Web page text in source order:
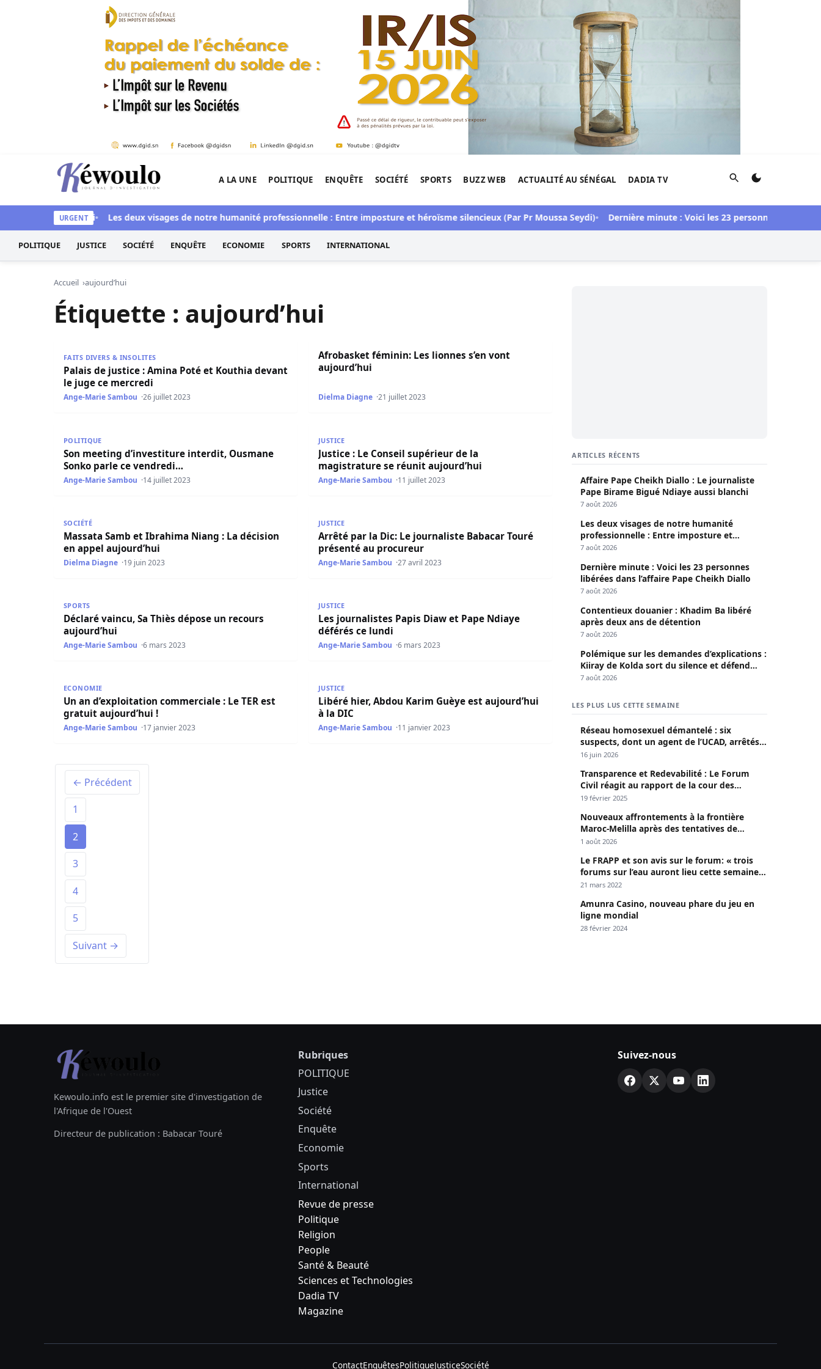
Aller au contenu
Kéwoulo, le premier site d'information et d'investigation de l'Afrique.
A LA UNE POLITIQUE ENQUÊTE SOCIÉTÉ SPORTS BUZZ WEB ACTUALITÉ AU SÉNÉGAL DADIA TV Rechercher
URGENT
aussi blanchi Les deux visages de notre humanité professionnelle : Entre imposture et héroïsme silencieux (Par Pr Moussa Seydi) Dernière minute : Voici les 23 personnes libérées
POLITIQUE JUSTICE SOCIÉTÉ ENQUÊTE ECONOMIE SPORTS INTERNATIONAL
Accueil aujourd’hui
Étiquette : aujourd’hui
FAITS DIVERS & INSOLITES
Palais de justice : Amina Poté et Kouthia devant
le juge ce mercredi
Ange-Marie Sambou 26 juillet 2023
Afrobasket féminin: Les lionnes s’en vont aujourd’hui
Afrobasket féminin: Les lionnes s’en vont
aujourd’hui
Dielma Diagne 21 juillet 2023
POLITIQUE
Son meeting d’investiture interdit, Ousmane
Sonko parle ce vendredi…
Ange-Marie Sambou 14 juillet 2023
JUSTICE
Justice : Le Conseil supérieur de la
magistrature se réunit aujourd’hui
Ange-Marie Sambou 11 juillet 2023
SOCIÉTÉ
Massata Samb et Ibrahima Niang : La décision
en appel aujourd’hui
Dielma Diagne 19 juin 2023
JUSTICE
Arrêté par la Dic: Le journaliste Babacar Touré
présenté au procureur
Ange-Marie Sambou 27 avril 2023
SPORTS
Déclaré vaincu, Sa Thiès dépose un recours
aujourd’hui
Ange-Marie Sambou 6 mars 2023
JUSTICE
Les journalistes Papis Diaw et Pape Ndiaye
déférés ce lundi
Ange-Marie Sambou 6 mars 2023
ECONOMIE
Un an d’exploitation commerciale : Le TER est
gratuit aujourd’hui !
Ange-Marie Sambou 17 janvier 2023
JUSTICE
Libéré hier, Abdou Karim Guèye est aujourd’hui
à la DIC
Ange-Marie Sambou 11 janvier 2023
← Précédent
1
2
3
4
5
Suivant →
ARTICLES RÉCENTS
Affaire Pape Cheikh Diallo : Le journaliste
Pape Birame Bigué Ndiaye aussi blanchi
7 août 2026
Les deux visages de notre humanité
professionnelle : Entre imposture et
héroïsme silencieux (Par Pr Moussa Seydi)
7 août 2026
Dernière minute : Voici les 23 personnes
libérées dans l’affaire Pape Cheikh Diallo
7 août 2026
Contentieux douanier : Khadim Ba libéré
après deux ans de détention
7 août 2026
Polémique sur les demandes d’explications :
Kiiray de Kolda sort du silence et défend
Mamadou Lamine Dianté
7 août 2026
LES PLUS LUS CETTE SEMAINE
Réseau homosexuel démantelé : six
suspects, dont un agent de l’UCAD, arrêtés à
Keur Massar ; l’un avoue avoir propagé le
16 juin 2026
Transparence et Redevabilité : Le Forum
Civil réagit au rapport de la cour des
comptes
19 février 2025
Nouveaux affrontements à la frontière
Maroc-Melilla après des tentatives de
passage
1 août 2026
Le FRAPP et son avis sur le forum: « trois
forums sur l’eau auront lieu cette semaine à
Dakar »
21 mars 2022
Amunra Casino, nouveau phare du jeu en
ligne mondial
28 février 2024
Kewoulo.info est le premier site d'investigation de
l'Afrique de l'Ouest
Directeur de publication : Babacar Touré
Rubriques
POLITIQUE
Justice
Société
Enquête
Economie
Sports
International
Revue de presse
Politique
Religion
People
Santé & Beauté
Sciences et Technologies
Dadia TV
Magazine
Suivez-nous
ContactEnquêtesPolitiqueJusticeSociété